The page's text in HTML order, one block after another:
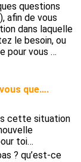
questions
afin de vous
dans laquelle
le besoin, ou
pour vous …
que….
cette situation
toi…
? qu’est-ce